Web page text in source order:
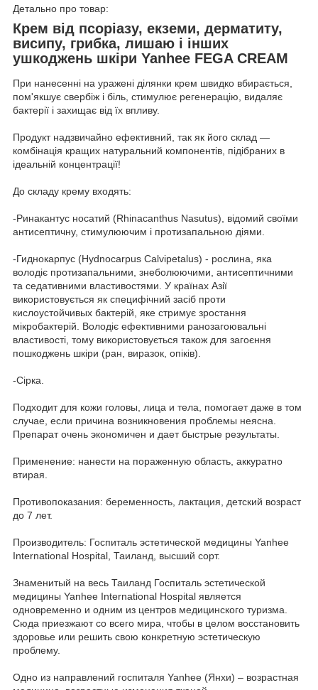
Детально про товар:
Крем від псоріазу, екземи, дерматиту,
висипу, грибка, лишаю і інших
ушкоджень шкіри Yanhee FEGA CREAM
При нанесенні на уражені ділянки крем швидко вбирається,
пом'якшує свербіж і біль, стимулює регенерацію, видаляє
бактерії і захищає від їх впливу.
Продукт надзвичайно ефективний, так як його склад —
комбінація кращих натуральний компонентів, підібраних в
ідеальній концентрації!
До складу крему входять:
-Ринакантус носатий (Rhinacanthus Nasutus), відомий своїми
антисептичну, стимулюючим і протизапальною діями.
-Гиднокарпус (Hydnocarpus Calvipetalus) - рослина, яка
володіє протизапальними, знеболюючими, антисептичними
та седативними властивостями. У країнах Азії
використовується як специфічний засіб проти
кислоустойчивых бактерій, яке стримує зростання
мікробактерій. Володіє ефективними ранозагоювальні
властивості, тому використовується також для загоєння
пошкоджень шкіри (ран, виразок, опіків).
-Сірка.
Подходит для кожи головы, лица и тела, помогает даже в том
случае, если причина возникновения проблемы неясна.
Препарат очень экономичен и дает быстрые результаты.
Применение: нанести на пораженную область, аккуратно
втирая.
Противопоказания: беременность, лактация, детский возраст
до 7 лет.
Производитель: Госпиталь эстетической медицины Yanhee
International Hospital, Таиланд, высший сорт.
Знаменитый на весь Таиланд Госпиталь эстетической
медицины Yanhee International Hospital является
одновременно и одним из центров медицинского туризма.
Сюда приезжают со всего мира, чтобы в целом восстановить
здоровье или решить свою конкретную эстетическую
проблему.
Одно из направлений госпиталя Yanhee (Янхи) – возрастная